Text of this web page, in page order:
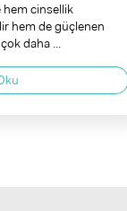
hem cinsellik
hem de güçlenen
daha ...